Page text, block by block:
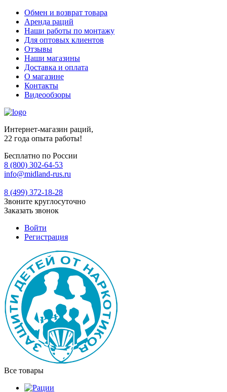
Обмен и возврат товара
Аренда раций
Наши работы по монтажу
Для оптовых клиентов
Отзывы
Наши магазины
Доставка и оплата
О магазине
Контакты
Видеообзоры
Интернет-магазин раций,
22 года опыта работы!
Бесплатно по России
8 (800) 302-64-53
info@midland-rus.ru
8 (499) 372-18-28
Звоните круглосуточно
Заказать звонок
Войти
Регистрация
Все товары